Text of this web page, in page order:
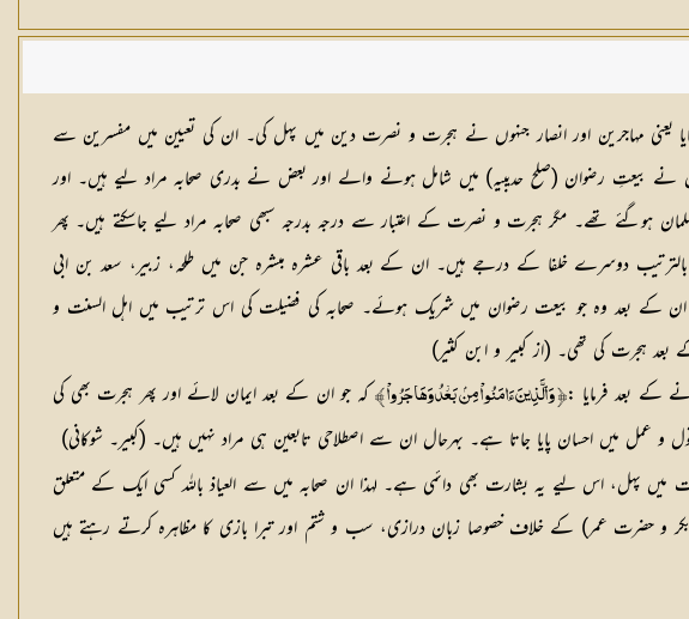
یعنی مہاجرین اور انصار جنہوں نے ہجرت و نصرت دین میں پہل کی۔ ان کی تعیین میں مفسرین سے
بیعتِ رضوان (صلح حدیبیہ) میں شامل ہونے والے اور بعض نے بدری صحابہ مراد لیے ہیں۔ اور
ہوگئے تھے۔ مگر ہجرت و نصرت کے اعتبار سے درجہ بدرجہ سبھی صحابہ مراد لیے جاسکتے ہیں۔ پھر
دوسرے خلفا کے درجے ہیں۔ ان کے بعد باقی عشرہ مبشرہ جن میں طلحہ، زبیر، سعد بن ابی
ان کے بعد وہ جو بیعت رضوان میں شریک ہوئے۔ صحابہ کی فضیلت کی اس ترتیب میں اہل السنت و
ہجرت کی تھی۔ (از کبیر و ابن کثیر)
İ وَٱلَّذِينَ ءَامَنُواْ مِنۢ بَعۡدُ وَهَاجَرُواْĬ
کہ جو ان کے بعد ایمان لائے اور پھر ہجرت بھی کی
میں احسان پایا جاتا ہے۔ بہرحال ان سے اصطلاحی تابعین ہی مراد نہیں ہیں۔ (کبیر۔ شوکانی)
پہل، اس لیے یہ بشارت بھی دائمی ہے۔ لہذا ان صحابہ میں سے العیاذ باللہ کسی ایک کے متعلق
و حضرت عمر) کے خلاف خصوصا زبان درازی، سب و شتم اور تبرا بازی کا مظاہرہ کرتے رہتے ہیں